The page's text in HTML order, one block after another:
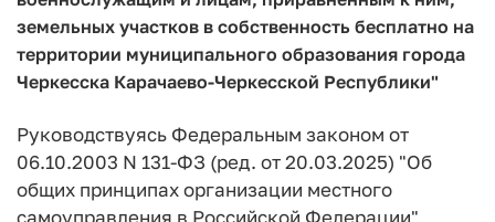
земельных участков в собственность бесплатно на
территории муниципального образования города
Черкесска Карачаево-Черкесской Республики"
Руководствуясь Федеральным законом от
06.10.2003 N 131-ФЗ (ред. от 20.03.2025) "Об
общих принципах организации местного
самоуправления в Российской Федерации",